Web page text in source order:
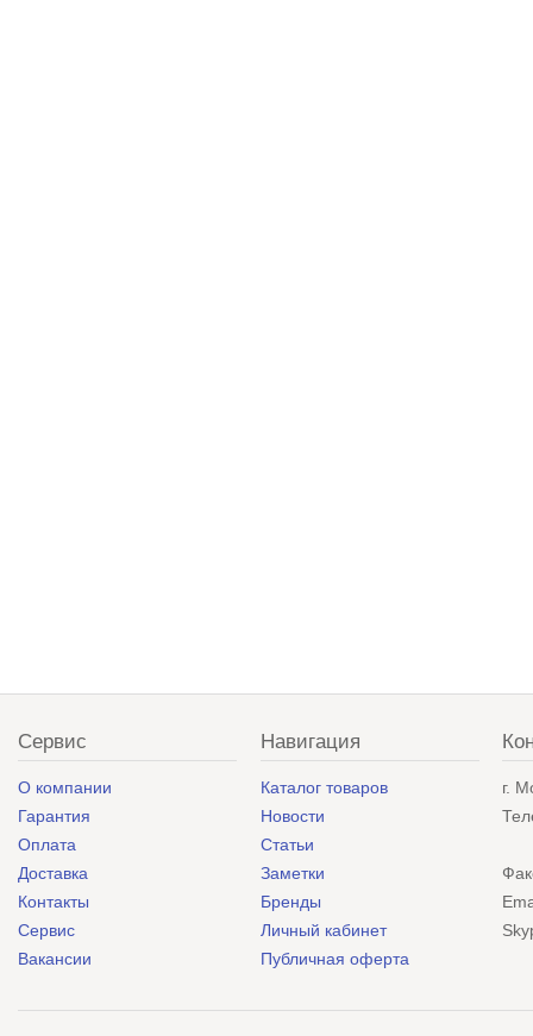
Сервис
О компании
Гарантия
Оплата
Доставка
Контакты
Сервис
Вакансии
Навигация
Каталог товаров
Новости
Статьи
Заметки
Бренды
Личный кабинет
Публичная оферта
г.